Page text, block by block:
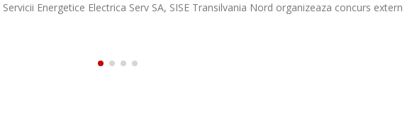
Energetice Electrica Serv SA, organizeaza concurs intern/extern pentru ocuparea a